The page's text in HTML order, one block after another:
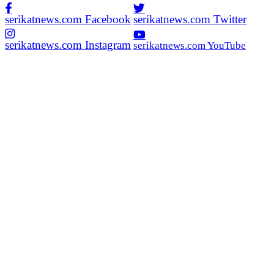
serikatnews.com Facebook serikatnews.com Twitter
serikatnews.com Instagram serikatnews.com YouTube